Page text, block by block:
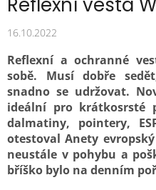
Reflexní vesta
16.10.2022
Reflexní a ochranné
sobě. Musí dobře
snadno se udržovat.
ideální pro krátkosrsté
dalmatiny, pointery,
otestoval Anety
neustále v pohybu a
bříško bylo na denním